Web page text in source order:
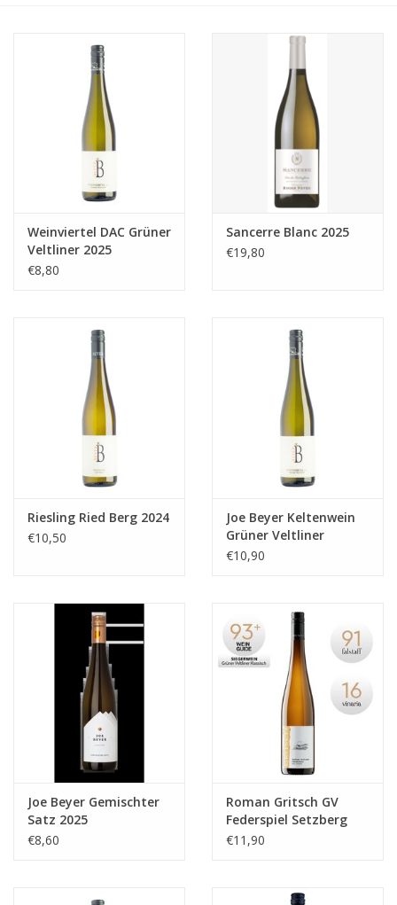
Weinviertel DAC Grüner
Veltliner 2025
€8,80
Sancerre Blanc 2025
€19,80
Riesling Ried Berg 2024
€10,50
Joe Beyer Keltenwein
Grüner Veltliner
Sansberg 2025
€10,90
Joe Beyer Gemischter
Satz 2025
€8,60
Roman Gritsch GV
Federspiel Setzberg
2024
€11,90